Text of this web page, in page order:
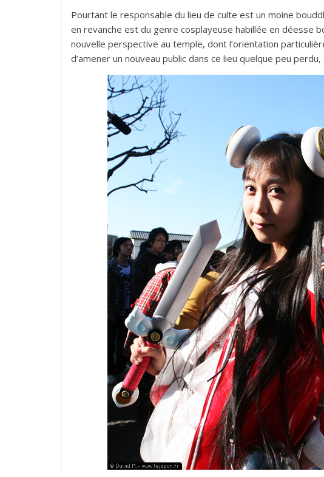
Pourtant le responsable du lieu de culte est un moine
en revanche est du genre cosplayeuse habillée en déesse
nouvelle perspective au temple, dont l’orientation
d’amener un nouveau public dans ce lieu quelque peu